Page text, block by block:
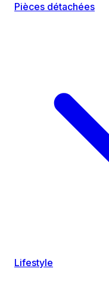
Pièces détachées
Lifestyle